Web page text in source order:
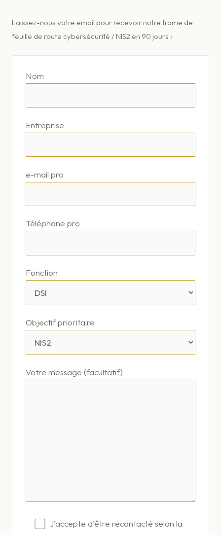
Laissez-nous votre email pour recevoir notre trame de
feuille de route cybersécurité / NIS2 en 90 jours :
Nom
Entreprise
e-mail pro
Téléphone pro
Fonction
Objectif prioritaire
Votre message (facultatif)
J'accepte d'être recontacté selon la